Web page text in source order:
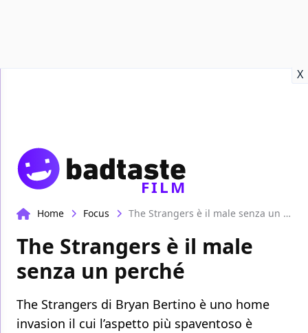
X
FILM
Home Focus The Strangers è il male senza un perché
The Strangers è il male
senza un perché
The Strangers di Bryan Bertino è uno home
invasion il cui l’aspetto più spaventoso è